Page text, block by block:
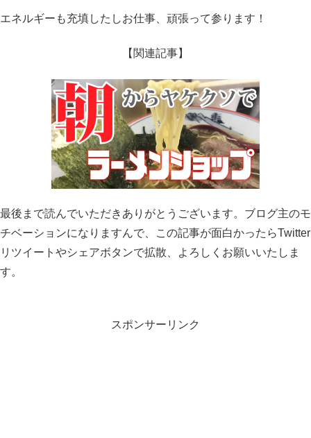
エネルギーも充填したしお仕事、頑張って参ります！
【関連記事】
最後まで読んでいただきありがとうございます。ブログ主のモ
チベーションになりますんで、この記事が面白かったらTwitter
リツイートやシェアボタンで拡散、よろしくお願いいたしま
す。
スポンサーリンク